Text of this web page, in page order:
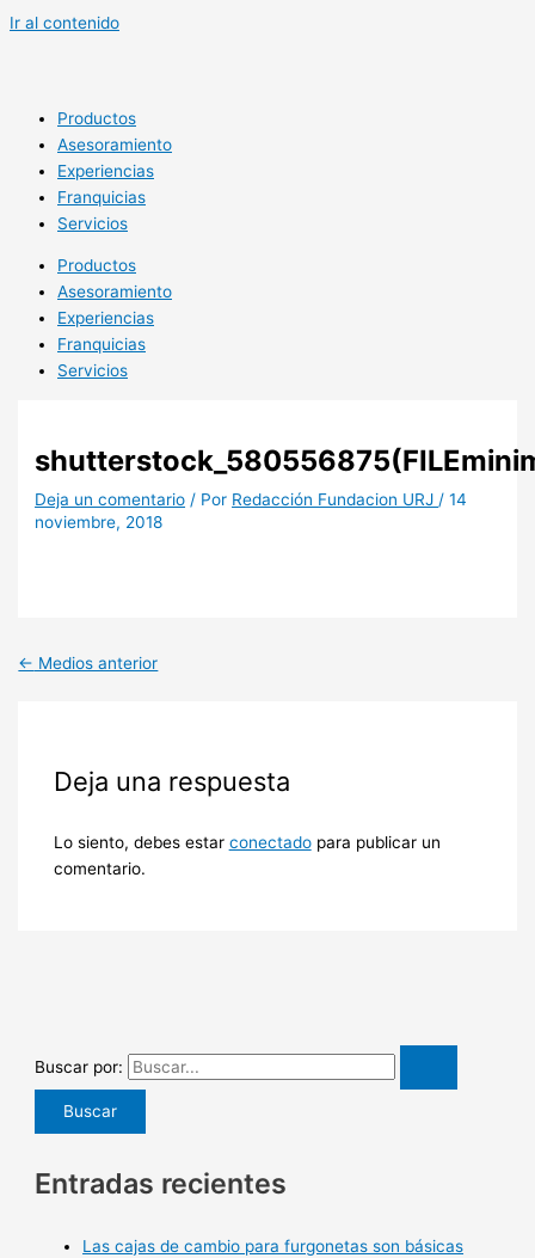
Ir al contenido
Productos
Asesoramiento
Experiencias
Franquicias
Servicios
Productos
Asesoramiento
Experiencias
Franquicias
Servicios
Deja un comentario / Por Redacción Fundacion URJ /14
noviembre, 2018
← Medios anterior
Deja una respuesta
Lo siento, debes estar conectadopara publicar un
comentario.
Buscar por:
Entradas recientes
Las cajas de cambio para furgonetas son básicas